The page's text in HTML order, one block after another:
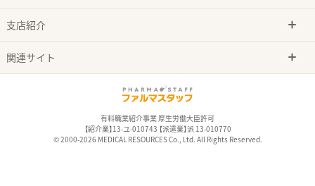
支店紹介
関連サイト
有料職業紹介事業 厚生労働大臣許可
【紹介業】13-ユ-010743 【派遣業】派 13-010770
© 2000-2026 MEDICAL RESOURCES Co., Ltd. All Rights Reserved.